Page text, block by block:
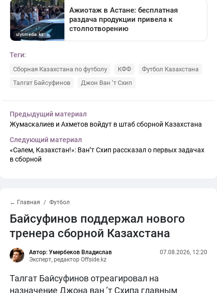
Теги:
Сборная Казахстана по футболу КФФ
Футбол Казахстана
Талгат Байсуфинов
Джон Ван ’т Схип
Предыдущий материал
Жумаскалиев и Ахметов войдут в штаб сборной Казахстана
Следующий материал
«Сәлем, Казахстан!»: Ван’т Схип рассказал о первых задачах
в сборной
← Главная Футбол
Байсуфинов поддержал нового
тренера сборной Казахстана
Автор: Умербеков Владислав
Эксперт, редактор Offside.kz
07.08.2026, 12:20
Талгат Байсуфинов отреагировал на
назначение Джона ван ’т Схипа главным